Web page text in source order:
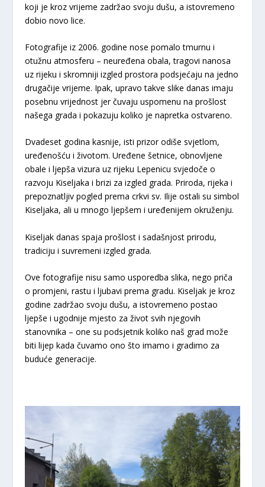
koji je kroz vrijeme zadržao svoju dušu, a istovremeno
dobio novo lice.
Fotografije iz 2006. godine nose pomalo tmurnu i
otužnu atmosferu – neuređena obala, tragovi nanosa
uz rijeku i skromniji izgled prostora podsjećaju na jedno
drugačije vrijeme. Ipak, upravo takve slike danas imaju
posebnu vrijednost jer čuvaju uspomenu na prošlost
našega grada i pokazuju koliko je napretka ostvareno.
Dvadeset godina kasnije, isti prizor odiše svjetlom,
uređenošću i životom. Uređene šetnice, obnovljene
obale i ljepša vizura uz rijeku Lepenicu svjedoče o
razvoju Kiseljaka i brizi za izgled grada. Priroda, rijeka i
prepoznatljiv pogled prema crkvi sv. Ilije ostali su simbol
Kiseljaka, ali u mnogo ljepšem i uređenijem okruženju.
Kiseljak danas spaja prošlost i sadašnjost prirodu,
tradiciju i suvremeni izgled grada.
Ove fotografije nisu samo usporedba slika, nego priča
o promjeni, rastu i ljubavi prema gradu. Kiseljak je kroz
godine zadržao svoju dušu, a istovremeno postao
ljepše i ugodnije mjesto za život svih njegovih
stanovnika – one su podsjetnik koliko naš grad može
biti lijep kada čuvamo ono što imamo i gradimo za
buduće generacije.